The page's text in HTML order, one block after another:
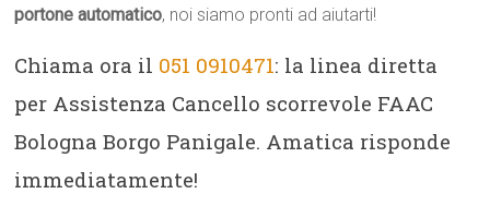
portone automatico, noi siamo pronti ad aiutarti!
Chiama ora il 051 0910471: la linea diretta
per Assistenza Cancello scorrevole FAAC
Bologna Borgo Panigale. Amatica risponde
immediatamente!